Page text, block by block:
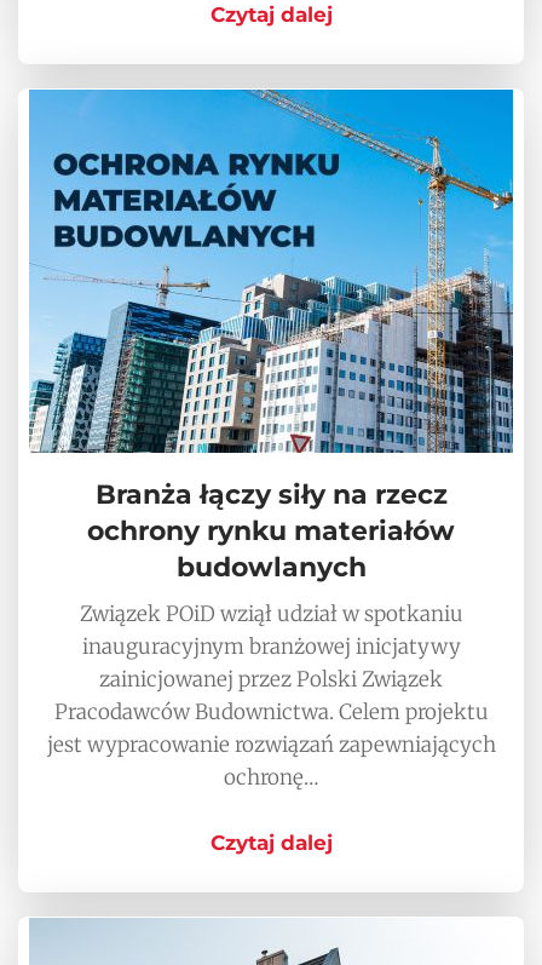
Czytaj dalej
Branża łączy siły na rzecz
ochrony rynku materiałów
budowlanych
Związek POiD wziął udział w spotkaniu
inauguracyjnym branżowej inicjatywy
zainicjowanej przez Polski Związek
Pracodawców Budownictwa. Celem projektu
jest wypracowanie rozwiązań zapewniających
ochronę…
Czytaj dalej